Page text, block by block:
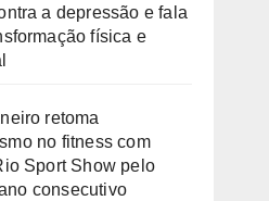
a depressão e fala
física e
retoma
no fitness com
Sport Show pelo
consecutivo